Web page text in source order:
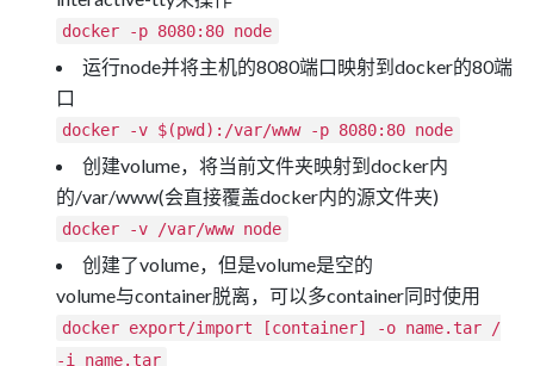
docker -p 8080:80 node
运行node并将主机的8080端口映射到docker的80端
口
docker -v $(pwd):/var/www -p 8080:80 node
创建volume，将当前文件夹映射到docker内
的/var/www(会直接覆盖docker内的源文件夹)
docker -v /var/www node
创建了volume，但是volume是空的
volume与container脱离，可以多container同时使用
docker export/import [container] -o name.tar /
-i name.tar